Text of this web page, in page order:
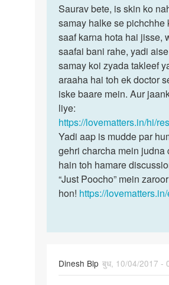
to
Mera
ling
ka
upar
ka
skin…
Saurav
Saurav
bete,
is
skin
ko…
Saurav bete, is skin ko
samay halke se pichchhe
saaf karna hota hai jisse,
saafai bani rahe, yadi
samay koi zyada takleef
araaha hai toh ek doctor
iske baare mein. Aur
liye:
https://lovematters.in/hi/
Yadi aap is mudde par
gehri charcha mein judna
hain toh hamare
“Just Poocho” mein
hon! https://
Dinesh Blp बुध, 10/04/2017 -